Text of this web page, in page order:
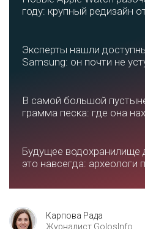
году: крупный редизайн
Эксперты нашли
Samsung: он почти не
В самой большой
грамма песка: где она
Будущее
это навсегда: археологи
Карпова Рада
Журналист GolosInfo